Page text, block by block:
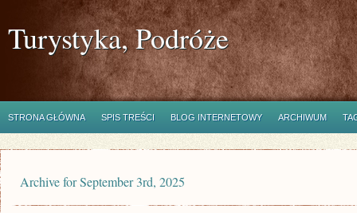
Turystyka, Podróże
STRONA GŁÓWNA SPIS TREŚCI BLOG INTERNETOWY ARCHIWUM
Archive for September 3rd, 2025